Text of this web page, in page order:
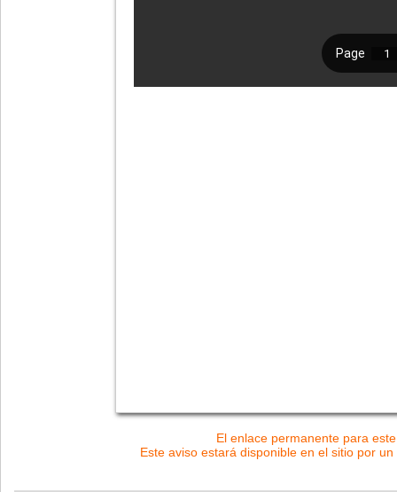
El enlace permanente para
Este aviso estará disponible en el sitio por